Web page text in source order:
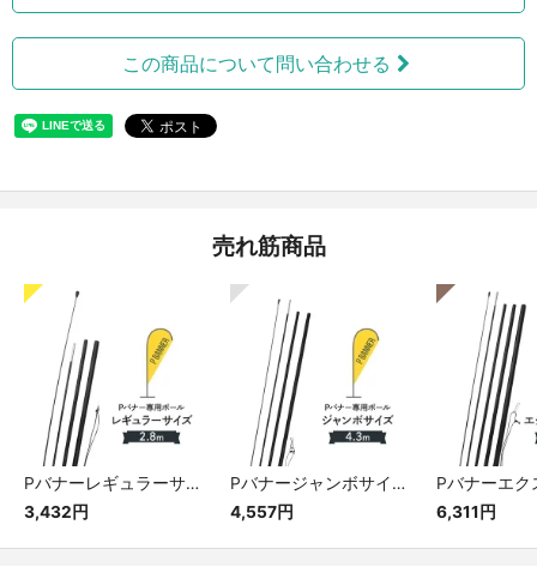
この商品について問い合わせる
売れ筋商品
Pバナーレギュラーサイズ専用ポール
3,432円
Pバナージャンボサイズ専用ポール
4,557円
6,311円